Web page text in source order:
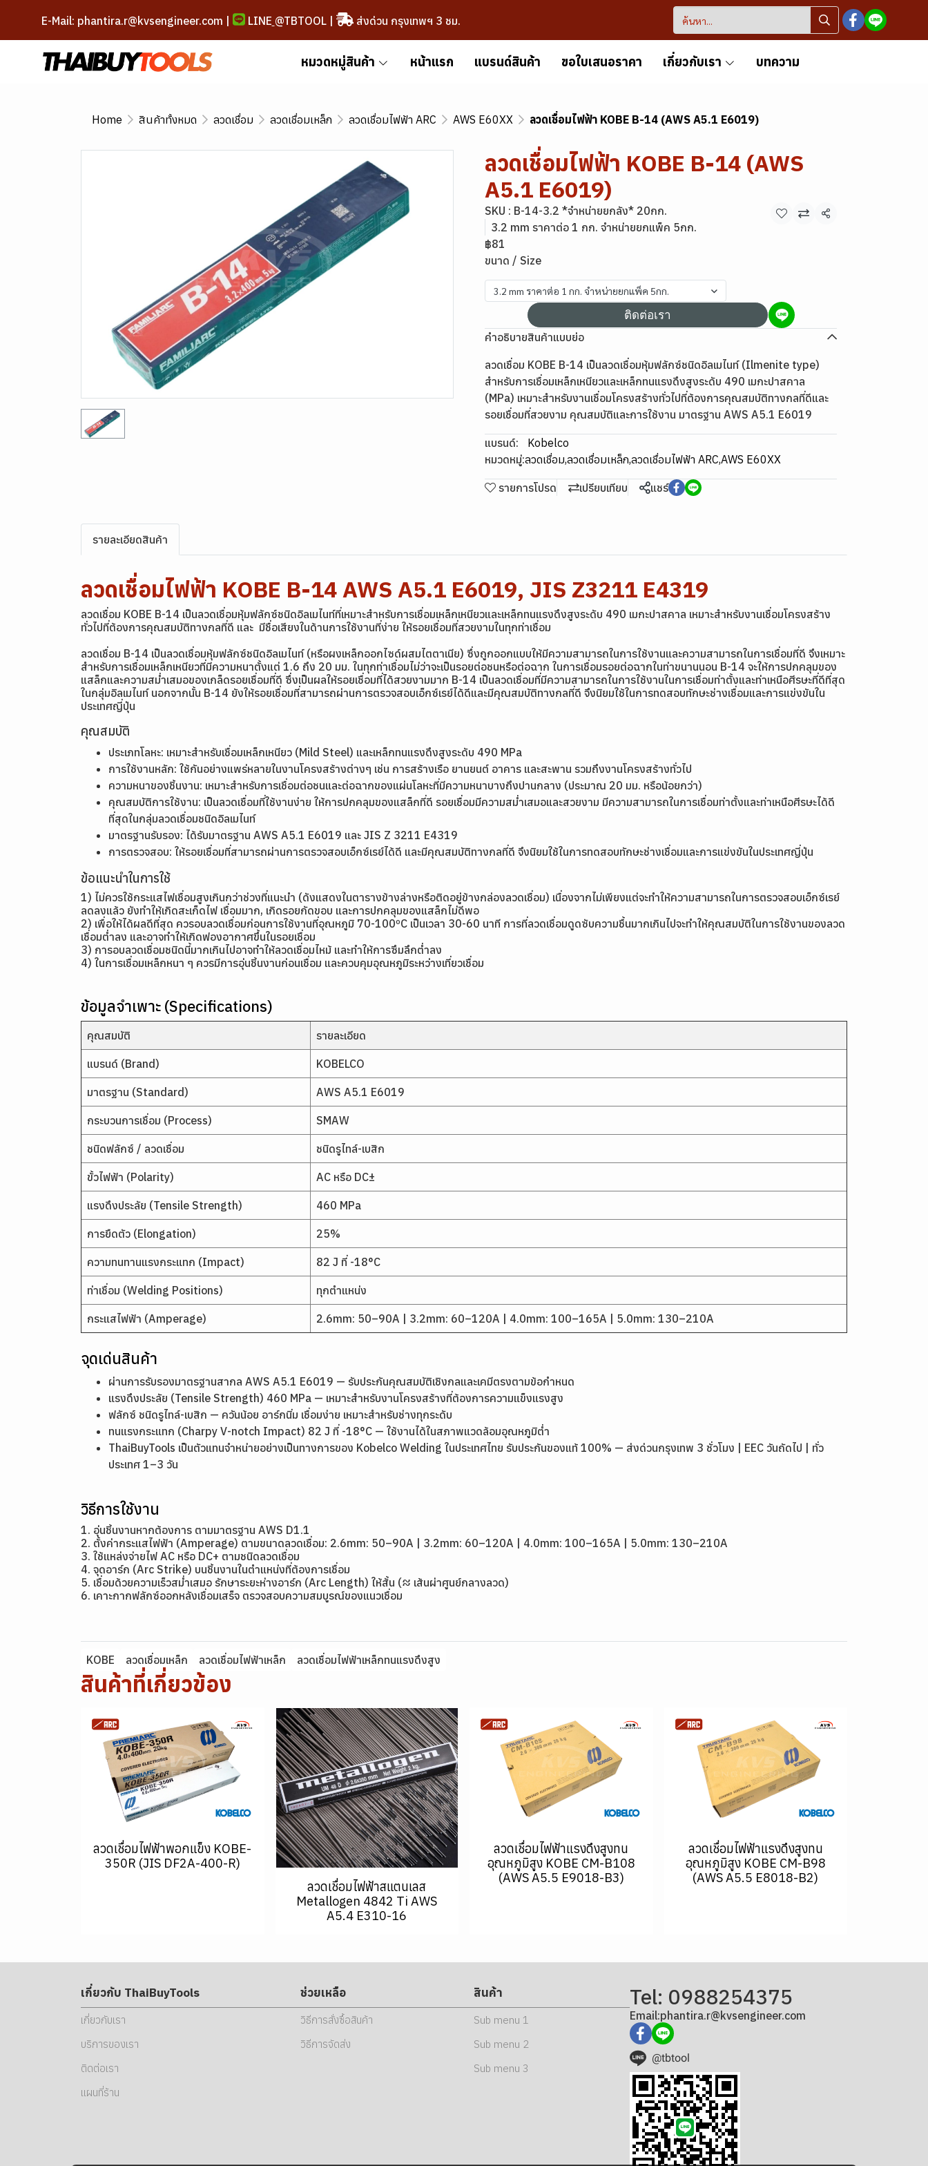
E-Mail: phantira.r@kvsengineer.com | LINE @TBTOOL| ส่งด่วน กรุงเทพฯ 3 ชม.
หมวดหมู่สินค้า หน้าแรก แบรนด์สินค้า ขอใบเสนอราคา เกี่ยวกับเรา บทความ
Home สินค้าทั้งหมด ลวดเชื่อม ลวดเชื่อมเหล็ก ลวดเชื่อมไฟฟ้า ARC AWS E60XX ลวดเชื่อมไฟฟ้า KOBE B-14 (AWS A5.1 E6019)
ลวดเชื่อมไฟฟ้า KOBE B-14 (AWS
A5.1 E6019)
SKU : B-14-3.2 *จำหน่ายยกลัง* 20กก.
3.2 mm ราคาต่อ 1 กก. จำหน่ายยกแพ็ค 5กก.
แชร์
฿81
ขนาด / Size
3.2 mm ราคาต่อ 1 กก. จำหน่ายยกแพ็ค 5กก.
ติดต่อเรา
คำอธิบายสินค้าแบบย่อ
ลวดเชื่อม KOBE B-14 เป็นลวดเชื่อมหุ้มฟลักซ์ชนิดอิลเมไนท์ (Ilmenite type)
สำหรับการเชื่อมเหล็กเหนียวและเหล็กทนแรงดึงสูงระดับ 490 เมกะปาสคาล
(MPa) เหมาะสำหรับงานเชื่อมโครงสร้างทั่วไปที่ต้องการคุณสมบัติทางกลที่ดีและ
รอยเชื่อมที่สวยงาม คุณสมบัติและการใช้งาน มาตรฐาน AWS A5.1 E6019
แบรนด์:
Kobelco
หมวดหมู่:ลวดเชื่อม,ลวดเชื่อมเหล็ก,ลวดเชื่อมไฟฟ้า ARC,AWS E60XX
รายการโปรด เปรียบเทียบ แชร์
รายละเอียดสินค้า
ลวดเชื่อมไฟฟ้า KOBE B-14 AWS A5.1 E6019, JIS Z3211 E4319
ลวดเชื่อม KOBE B-14 เป็นลวดเชื่อมหุ้มฟลักซ์ชนิดอิลเมไนท์ที่เหมาะสำหรับการเชื่อมเหล็กเหนียวและเหล็กทนแรงดึงสูงระดับ 490 เมกะปาสคาล เหมาะสำหรับงานเชื่อมโครงสร้าง
ทั่วไปที่ต้องการคุณสมบัติทางกลที่ดี และ มีชื่อเสียงในด้านการใช้งานที่ง่าย ให้รอยเชื่อมที่สวยงามในทุกท่าเชื่อม
ลวดเชื่อม B-14 เป็นลวดเชื่อมหุ้มฟลักซ์ชนิดอิลเมไนท์ (หรือผงเหล็กออกไซด์ผสมไตตาเนีย) ซึ่งถูกออกแบบให้มีความสามารถในการใช้งานและความสามารถในการเชื่อมที่ดี จึงเหมาะ
สำหรับการเชื่อมเหล็กเหนียวที่มีความหนาตั้งแต่ 1.6 ถึง 20 มม. ในทุกท่าเชื่อมไม่ว่าจะเป็นรอยต่อชนหรือต่อฉาก ในการเชื่อมรอยต่อฉากในท่าขนานนอน B-14 จะให้การปกคลุมของ
แสล็กและความสม่ำเสมอของเกล็ดรอยเชื่อมที่ดี ซึ่งเป็นผลให้รอยเชื่อมที่ได้สวยงามมาก B-14 เป็นลวดเชื่อมที่มีความสามารถในการใช้งานในการเชื่อมท่าตั้งและท่าเหนือศีรษะที่ดีที่สุด
ในกลุ่มอิลเมไนท์ นอกจากนั้น B-14 ยังให้รอยเชื่อมที่สามารถผ่านการตรวจสอบเอ็กซ์เรย์ได้ดีและมีคุณสมบัติทางกลที่ดี จึงนิยมใช้ในการทดสอบทักษะช่างเชื่อมและการแข่งขันใน
ประเทศญี่ปุ่น
คุณสมบัติ
ประเภทโลหะ: เหมาะสำหรับเชื่อมเหล็กเหนียว (Mild Steel) และเหล็กทนแรงดึงสูงระดับ 490 MPa
การใช้งานหลัก: ใช้กันอย่างแพร่หลายในงานโครงสร้างต่างๆ เช่น การสร้างเรือ ยานยนต์ อาคาร และสะพาน รวมถึงงานโครงสร้างทั่วไป
ความหนาของชิ้นงาน: เหมาะสำหรับการเชื่อมต่อชนและต่อฉากของแผ่นโลหะที่มีความหนาบางถึงปานกลาง (ประมาณ 20 มม. หรือน้อยกว่า)
คุณสมบัติการใช้งาน: เป็นลวดเชื่อมที่ใช้งานง่าย ให้การปกคลุมของแสล็กที่ดี รอยเชื่อมมีความสม่ำเสมอและสวยงาม มีความสามารถในการเชื่อมท่าตั้งและท่าเหนือศีรษะได้ดี
ที่สุดในกลุ่มลวดเชื่อมชนิดอิลเมไนท์
มาตรฐานรับรอง: ได้รับมาตรฐาน AWS A5.1 E6019 และ JIS Z 3211 E4319
การตรวจสอบ: ให้รอยเชื่อมที่สามารถผ่านการตรวจสอบเอ็กซ์เรย์ได้ดี และมีคุณสมบัติทางกลที่ดี จึงนิยมใช้ในการทดสอบทักษะช่างเชื่อมและการแข่งขันในประเทศญี่ปุ่น
ข้อแนะนำในการใช้
1) ไม่ควรใช้กระแสไฟเชื่อมสูงเกินกว่าช่วงที่แนะนำ (ดังแสดงในตารางข้างล่างหรือติดอยู่ข้างกล่องลวดเชื่อม) เนื่องจากไม่เพียงแต่จะทำให้ความสามารถในการตรวจสอบเอ็กซ์เรย์
ลดลงแล้ว ยังทำให้เกิดสะเก็ดไฟ เชื่อมมาก, เกิดรอยกัดขอบ และการปกคลุมของแสล็กไม่ดีพอ
2) เพื่อให้ได้ผลดีที่สุด ควรอบลวดเชื่อมก่อนการใช้งานที่อุณหภูมิ 70-100ºC เป็นเวลา 30-60 นาที การที่ลวดเชื่อมดูดซับความชื้นมากเกินไปจะทำให้คุณสมบัติในการใช้งานของลวด
เชื่อมต่ำลง และอาจทำให้เกิดฟองอากาศขึ้นในรอยเชื่อม
3) การอบลวดเชื่อมชนิดนี้มากเกินไปอาจทำให้ลวดเชื่อมไหม้ และทำให้การซึมลึกต่ำลง
4) ในการเชื่อมเหล็กหนา ๆ ควรมีการอุ่นชิ้นงานก่อนเชื่อม และควบคุมอุณหภูมิระหว่างเที่ยวเชื่อม
ข้อมูลจำเพาะ (Specifications)
คุณสมบัติ รายละเอียด
แบรนด์ (Brand) KOBELCO
มาตรฐาน (Standard) AWS A5.1 E6019
กระบวนการเชื่อม (Process) SMAW
ชนิดฟลักซ์ / ลวดเชื่อม ชนิดรูไทล์-เบสิก
ขั้วไฟฟ้า (Polarity) AC หรือ DC±
แรงดึงประลัย (Tensile Strength) 460 MPa
การยืดตัว (Elongation) 25%
ความทนทานแรงกระแทก (Impact) 82 J ที่ -18°C
ท่าเชื่อม (Welding Positions) ทุกตำแหน่ง
กระแสไฟฟ้า (Amperage) 2.6mm: 50–90A | 3.2mm: 60–120A | 4.0mm: 100–165A | 5.0mm: 130–210A
จุดเด่นสินค้า
ผ่านการรับรองมาตรฐานสากล AWS A5.1 E6019 — รับประกันคุณสมบัติเชิงกลและเคมีตรงตามข้อกำหนด
แรงดึงประลัย (Tensile Strength) 460 MPa — เหมาะสำหรับงานโครงสร้างที่ต้องการความแข็งแรงสูง
ฟลักซ์ ชนิดรูไทล์-เบสิก — ควันน้อย อาร์กนิ่ม เชื่อมง่าย เหมาะสำหรับช่างทุกระดับ
ทนแรงกระแทก (Charpy V-notch Impact) 82 J ที่ -18°C — ใช้งานได้ในสภาพแวดล้อมอุณหภูมิต่ำ
ThaiBuyTools เป็นตัวแทนจำหน่ายอย่างเป็นทางการของ Kobelco Welding ในประเทศไทย รับประกันของแท้ 100% — ส่งด่วนกรุงเทพ 3 ชั่วโมง | EEC วันถัดไป | ทั่ว
ประเทศ 1–3 วัน
วิธีการใช้งาน
1. อุ่นชิ้นงานหากต้องการ ตามมาตรฐาน AWS D1.1
2. ตั้งค่ากระแสไฟฟ้า (Amperage) ตามขนาดลวดเชื่อม: 2.6mm: 50–90A | 3.2mm: 60–120A | 4.0mm: 100–165A | 5.0mm: 130–210A
3. ใช้แหล่งจ่ายไฟ AC หรือ DC+ ตามชนิดลวดเชื่อม
4. จุดอาร์ก (Arc Strike) บนชิ้นงานในตำแหน่งที่ต้องการเชื่อม
5. เชื่อมด้วยความเร็วสม่ำเสมอ รักษาระยะห่างอาร์ก (Arc Length) ให้สั้น (≈ เส้นผ่าศูนย์กลางลวด)
6. เคาะกากฟลักซ์ออกหลังเชื่อมเสร็จ ตรวจสอบความสมบูรณ์ของแนวเชื่อม
KOBE ลวดเชื่อมเหล็ก ลวดเชื่อมไฟฟ้าเหล็ก ลวดเชื่อมไฟฟ้าเหล็กทนแรงดึงสูง
สินค้าที่เกี่ยวข้อง
ลวดเชื่อมไฟฟ้าพอกแข็ง KOBE-
350R (JIS DF2A-400-R)
ลวดเชื่อมไฟฟ้าสแตนเลส
Metallogen 4842 Ti AWS
A5.4 E310-16
ลวดเชื่อมไฟฟ้าแรงดึงสูงทน
อุณหภูมิสูง KOBE CM-B108
(AWS A5.5 E9018-B3)
ลวดเชื่อมไฟฟ้าแรงดึงสูงทน
อุณหภูมิสูง KOBE CM-B98
(AWS A5.5 E8018-B2)
เกี่ยวกับ ThaiBuyTools
เกี่ยวกับเรา
บริการของเรา
ติดต่อเรา
แผนที่ร้าน
ช่วยเหลือ
วิธีการสั่งซื้อสินค้า
วิธีการจัดส่ง
สินค้า
Sub menu 1
Sub menu 2
Sub menu 3
Tel: 0988254375
Email:phantira.r@kvsengineer.com
@tbtool